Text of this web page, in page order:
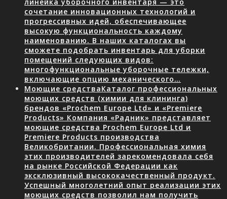
сочетание инновационных технологий и
прогрессивных идей, обеспечивающее
высокую функциональность каждому
наименованию. В наших каталогах вы
сможете подобрать инвентарь для уборки
помещений следующих видов:
многофункциональные уборочные тележки,
включающие опцию механического…
Моющие средстваКаталог профессиональных
моющих средств (химии для клининга)
брендов «Prochem Europe Ltd» и «Premiere
Products» Компания «Радник» представляет
моющие средства Prochem Europe Ltd и
Premiere Products производства
Великобритании. Профессиональная химия
этих производителей зарекомендовала себя
на рынке Российской Федерации как
эксклюзивный высококачественный продукт.
Успешный многолетний опыт реализации этих
моющих средств позволил нам получить